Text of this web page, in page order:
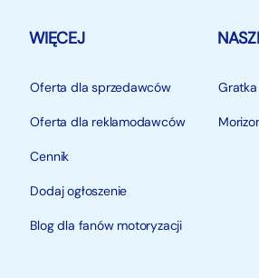
WIĘCEJ
Oferta dla sprzedawców
Oferta dla reklamodawców
Cennik
Dodaj ogłoszenie
Blog dla fanów motoryzacji
Gratka